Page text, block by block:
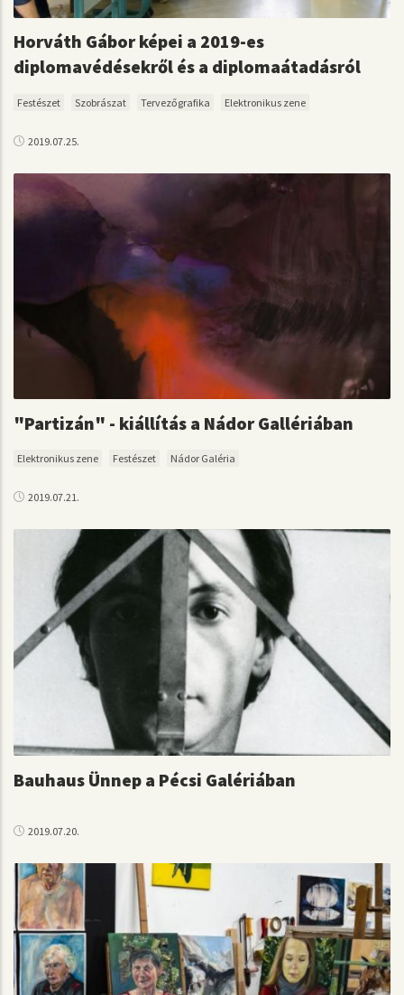
Horváth Gábor képei a 2019-es
diplomavédésekről és a diplomaátadásról
Festészet Szobrászat Tervezőgrafika Elektronikus zene
2019.07.25.
"Partizán" - kiállítás a Nádor Gallériában
Elektronikus zene Festészet Nádor Galéria
2019.07.21.
Bauhaus Ünnep a Pécsi Galériában
2019.07.20.